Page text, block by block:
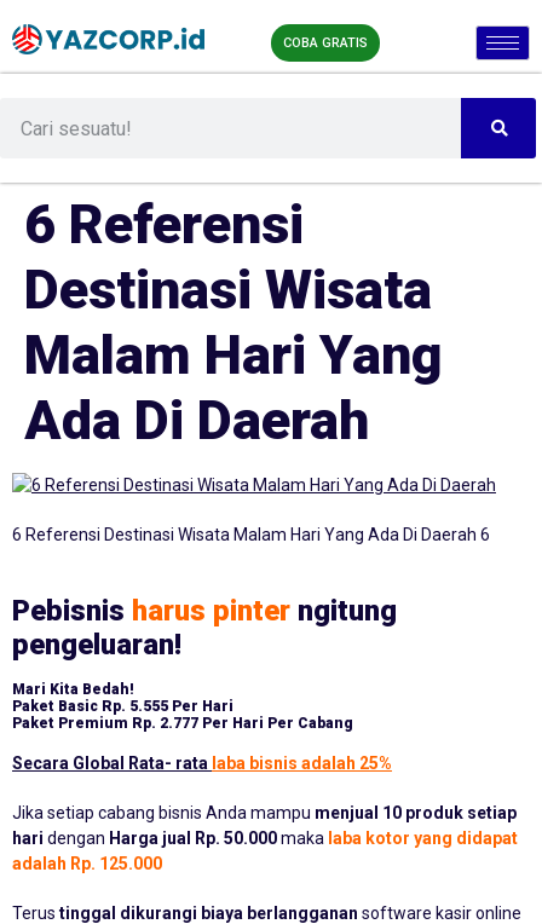
COBA GRATIS
6 Referensi
Destinasi Wisata
Malam Hari Yang
Ada Di Daerah
6 Referensi Destinasi Wisata Malam Hari Yang Ada Di Daerah 6
Pebisnis harus pinter ngitung
pengeluaran!
Mari Kita Bedah!
Paket Basic Rp. 5.555 Per Hari
Paket Premium Rp. 2.777 Per Hari Per Cabang
Secara Global Rata- rata laba bisnis adalah 25%
Jika setiap cabang bisnis Anda mampu menjual 10 produk setiap
hari dengan Harga jual Rp. 50.000maka laba kotor yang didapat
adalah Rp. 125.000
Terus tinggal dikurangi biaya berlangganan software kasir online